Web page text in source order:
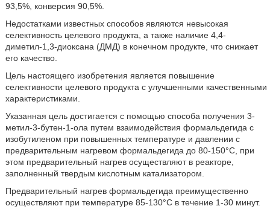
93,5%, конверсия 90,5%.
Недостатками известных способов являются невысокая
селективность целевого продукта, а также наличие 4,4-
диметил-1,3-диоксана (ДМД) в конечном продукте, что снижает
его качество.
Цель настоящего изобретения является повышение
селективности целевого продукта с улучшенными качественными
характеристиками.
Указанная цель достигается с помощью способа получения 3-
метил-3-бутен-1-ола путем взаимодействия формальдегида с
изобутиленом при повышенных температуре и давлении с
предварительным нагревом формальдегида до 80-150°С, при
этом предварительный нагрев осуществляют в реакторе,
заполненный твердым кислотным катализатором.
Предварительный нагрев формальдегида преимущественно
осуществляют при температуре 85-130°С в течение 1-30 минут.